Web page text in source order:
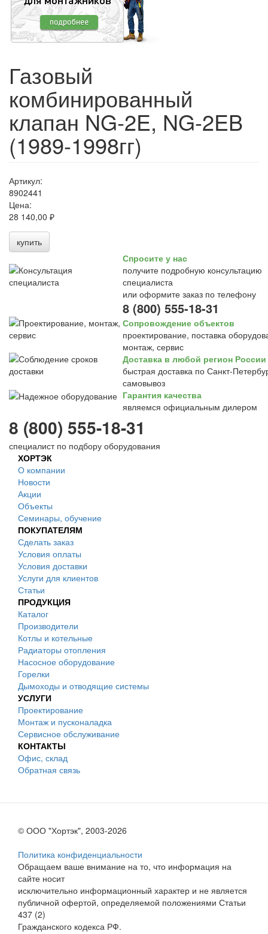
Газовый
комбинированный
клапан NG-2E, NG-2EB
(1989-1998гг)
Артикул:
8902441
Цена:
28 140,00 ₽
купить
Спросите у нас
получите подробную консультацию
специалиста
или оформите заказ по телефону
8 (800) 555-18-31
Сопровождение объектов
проектирование, поставка
монтаж, сервис
Доставка в любой регион России
быстрая доставка по Санкт-
самовывоз
Гарантия качества
являемся официальным дилером
8 (800) 555-18-31
специалист по подбору оборудования
ХОРТЭК
О компании
Новости
Акции
Объекты
Семинары, обучение
ПОКУПАТЕЛЯМ
Сделать заказ
Условия оплаты
Условия доставки
Услуги для клиентов
Статьи
ПРОДУКЦИЯ
Каталог
Производители
Котлы и котельные
Радиаторы отопления
Насосное оборудование
Горелки
Дымоходы и отводящие системы
УСЛУГИ
Проектирование
Монтаж и пусконаладка
Сервисное обслуживание
КОНТАКТЫ
Офис, склад
Обратная связь
© ООО "Хортэк", 2003-2026
Политика конфиденциальности
Обращаем ваше внимание на то, что информация на
сайте носит
исключительно информационный характер и не является
публичной офертой, определяемой положениями Статьи
437 (2)
Гражданского кодекса РФ.